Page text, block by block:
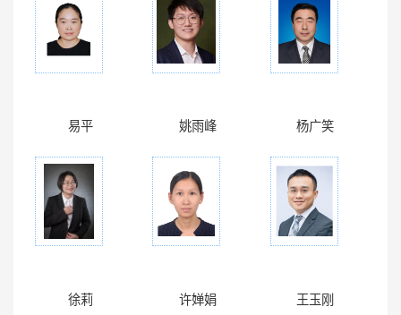
易平 姚雨峰 杨广笑
徐莉 许婵娟 王玉刚